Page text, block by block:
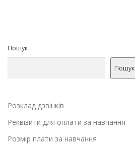
Пошук
Пошук
Розклад дзвінків
Реквізити для оплати за навчання
Розмір плати за навчання